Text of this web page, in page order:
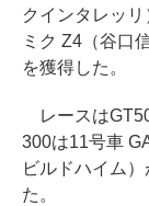
クインタレッ
ミク Z4（谷口
を獲得した。
レースは
300は11号車
ビルドハイム
た。